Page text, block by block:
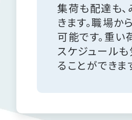
集荷も配達も
きます。職場
可能です。重い
スケジュール
ることができま